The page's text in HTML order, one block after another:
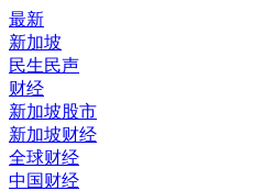
最新
新加坡
民生民声
财经
新加坡股市
新加坡财经
全球财经
中国财经